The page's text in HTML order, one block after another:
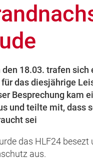
18.03. trafen
das diesjährige
Besprechung kam
und teilte mit, dass
sei
das HLF24 besezt
aus.